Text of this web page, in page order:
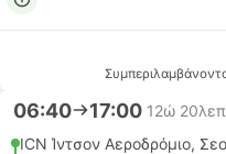
06:40 17:00 12ώ
ICN Ίντσον Αεροδρόμιο,